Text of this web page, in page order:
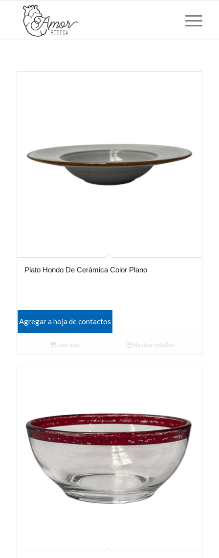
Plato Hondo De Cerámica Color Plano
Agregar a hoja de contactos
Leer más Mostrar detalles